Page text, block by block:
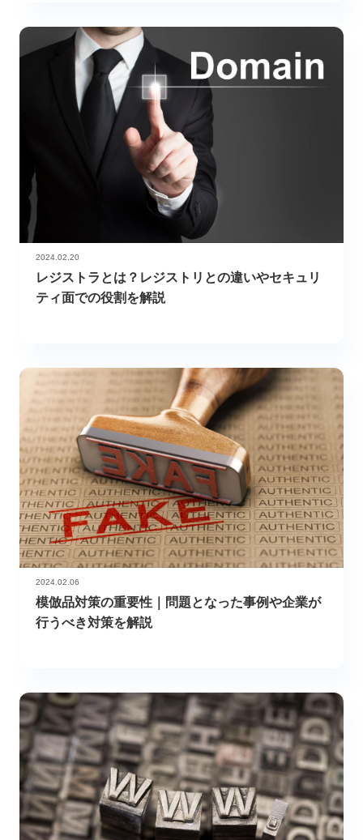
2024.02.20
レジストラとは？レジストリとの違いやセキュリ
ティ面での役割を解説
2024.02.06
模倣品対策の重要性｜問題となった事例や企業が
行うべき対策を解説